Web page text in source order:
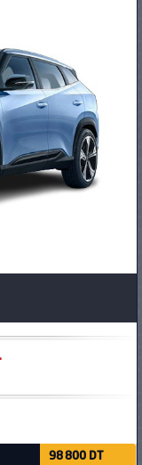
98 800 DT